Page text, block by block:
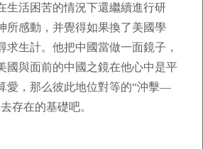
生活困苦的情況下還繼續進行研
所感動，并覺得如果換了美國學
求生計。他把中國當做一面鏡子，
國與面前的中國之鏡在他心中是平
愛，那么彼此地位對等的“沖擊—
存在的基礎吧。